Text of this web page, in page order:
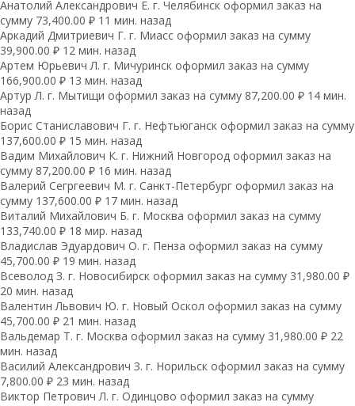
Анатолий Александрович Е. г. Челябинск оформил заказ на
сумму 73,400.00 ₽ 11 мин. назад
Аркадий Дмитриевич Г. г. Миасс оформил заказ на сумму
39,900.00 ₽ 12 мин. назад
Артем Юрьевич Л. г. Мичуринск оформил заказ на сумму
166,900.00 ₽ 13 мин. назад
Артур Л. г. Мытищи оформил заказ на сумму 87,200.00 ₽ 14 мин.
назад
Борис Станиславович Г. г. Нефтьюганск оформил заказ на сумму
137,600.00 ₽ 15 мин. назад
Вадим Михайлович К. г. Нижний Новгород оформил заказ на
сумму 87,200.00 ₽ 16 мин. назад
Валерий Сегргеевич М. г. Санкт-Петербург оформил заказ на
сумму 137,600.00 ₽ 17 мин. назад
Виталий Михайлович Б. г. Москва оформил заказ на сумму
133,740.00 ₽ 18 мир. назад
Владислав Эдуардович О. г. Пенза оформил заказ на сумму
45,700.00 ₽ 19 мин. назад
Всеволод З. г. Новосибирск оформил заказ на сумму 31,980.00 ₽
20 мин. назад
Валентин Львович Ю. г. Новый Оскол оформил заказ на сумму
45,700.00 ₽ 21 мин. назад
Вальдемар Т. г. Москва оформил заказ на сумму 31,980.00 ₽ 22
мин. назад
Василий Александрович З. г. Норильск оформил заказ на сумму
7,800.00 ₽ 23 мин. назад
Виктор Петрович Л. г. Одинцово оформил заказ на сумму